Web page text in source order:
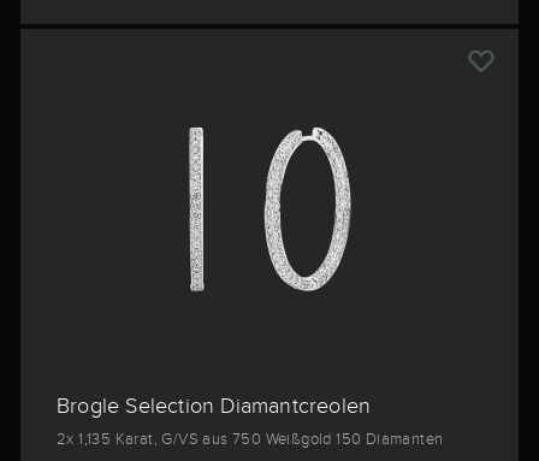
Brogle Selection Diamantcreolen
2x 1,135 Karat, G/VS aus 750 Weißgold 150 Diamanten